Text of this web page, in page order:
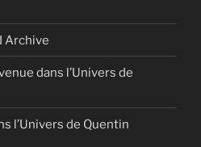
Archive
dans l’Univers de
l’Univers de Quentin